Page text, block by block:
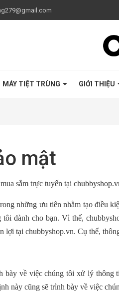
MÁY TIỆT TRÙNG GIỚI THIỆU
mật
sắm trực tuyến tại chubbyshop
những ưu tiên nhằm tạo điều
tôi dành cho bạn. Vì thế,
lợi tại chubbyshop.vn. Cụ thể,
bày về việc chúng tôi xử lý thông
này cũng sẽ trình bày về việc